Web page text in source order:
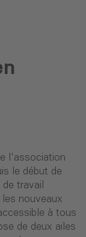
l'association
le début de
travail
les nouveaux
à tous
de deux ailes